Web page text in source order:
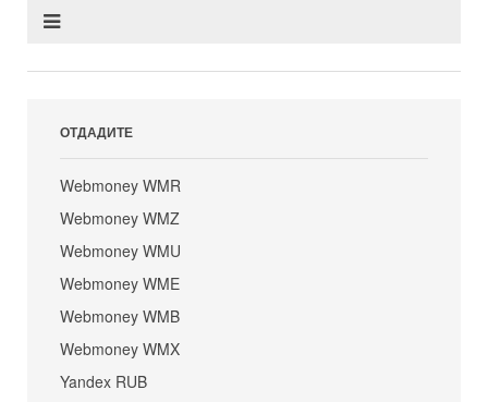
ОТДАДИТЕ
Webmoney WMR
Webmoney WMZ
Webmoney WMU
Webmoney WME
Webmoney WMB
Webmoney WMX
Yandex RUB